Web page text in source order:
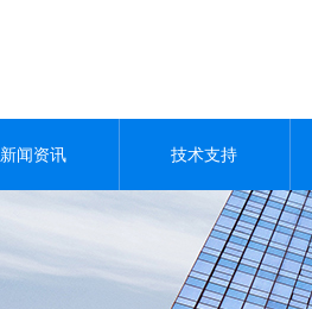
新闻资讯 技术支持